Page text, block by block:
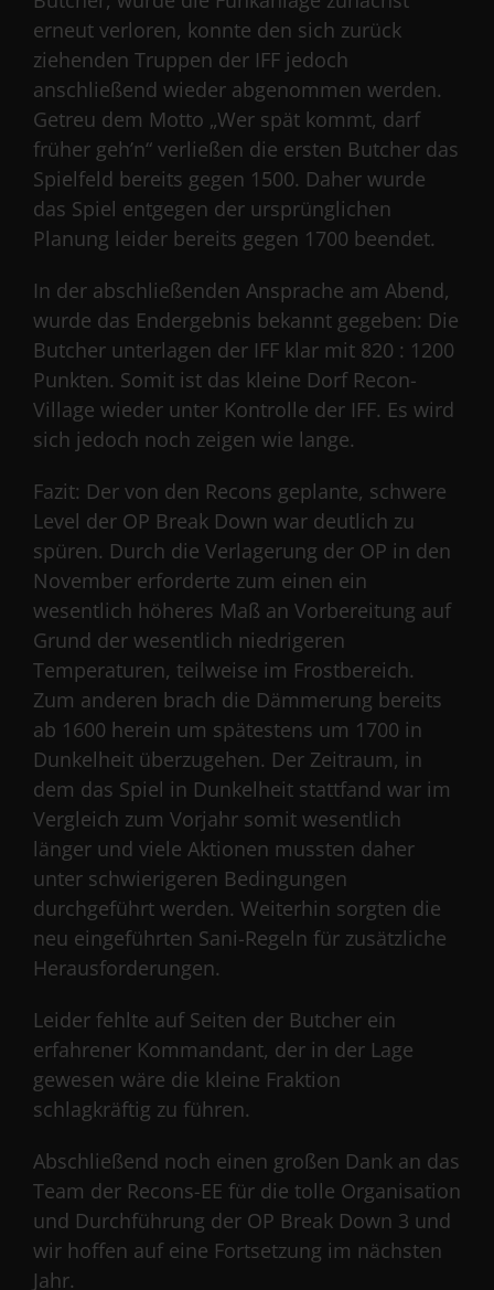
erneut verloren, konnte den sich zurück
ziehenden Truppen der IFF jedoch
anschließend wieder abgenommen werden.
Getreu dem Motto „Wer spät kommt, darf
früher geh’n“ verließen die ersten Butcher das
Spielfeld bereits gegen 1500. Daher wurde
das Spiel entgegen der ursprünglichen
Planung leider bereits gegen 1700 beendet.
In der abschließenden Ansprache am Abend,
wurde das Endergebnis bekannt gegeben: Die
Butcher unterlagen der IFF klar mit 820 : 1200
Punkten. Somit ist das kleine Dorf Recon-
Village wieder unter Kontrolle der IFF. Es wird
sich jedoch noch zeigen wie lange.
Fazit: Der von den Recons geplante, schwere
Level der OP Break Down war deutlich zu
spüren. Durch die Verlagerung der OP in den
November erforderte zum einen ein
wesentlich höheres Maß an Vorbereitung auf
Grund der wesentlich niedrigeren
Temperaturen, teilweise im Frostbereich.
Zum anderen brach die Dämmerung bereits
ab 1600 herein um spätestens um 1700 in
Dunkelheit überzugehen. Der Zeitraum, in
dem das Spiel in Dunkelheit stattfand war im
Vergleich zum Vorjahr somit wesentlich
länger und viele Aktionen mussten daher
unter schwierigeren Bedingungen
durchgeführt werden. Weiterhin sorgten die
neu eingeführten Sani-Regeln für zusätzliche
Herausforderungen.
Leider fehlte auf Seiten der Butcher ein
erfahrener Kommandant, der in der Lage
gewesen wäre die kleine Fraktion
schlagkräftig zu führen.
Abschließend noch einen großen Dank an das
Team der Recons-EE für die tolle Organisation
und Durchführung der OP Break Down 3 und
wir hoffen auf eine Fortsetzung im nächsten
Jahr.